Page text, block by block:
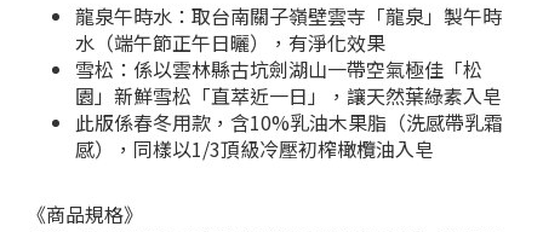
龍泉午時水：取台南關子嶺壁雲寺「龍泉」製午時
水（端午節正午日曬），有淨化效果
雪松：係以雲林縣古坑劍湖山一帶空氣極佳「松
園」新鮮雪松「直萃近一日」，讓天然葉綠素入皂
此版係春冬用款，含10%乳油木果脂（洗感帶乳霜
感）， 同樣以1/3頂級冷壓初榨橄欖油入皂
《商品規格》